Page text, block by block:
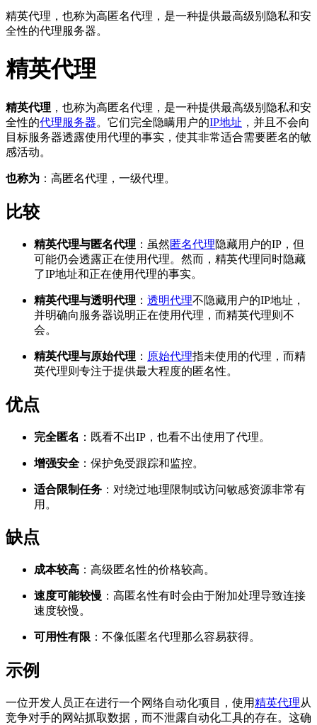
精英代理，也称为高匿名代理，是一种提供最高级别隐私和安
全性的代理服务器。
精英代理
精英代理 ，也称为高匿名代理，是一种提供最高级别隐私和安
全性的代理服务器。它们完全隐瞒用户的IP地址 ，并且不会向
目标服务器透露使用代理的事实，使其非常适合需要匿名的敏
感活动。
也称为 ：高匿名代理，一级代理。
比较
精英代理与匿名代理 ：虽然匿名代理隐藏用户的IP，但
可能仍会透露正在使用代理。然而，精英代理同时隐藏
了IP地址和正在使用代理的事实。
精英代理与透明代理 ： 透明代理不隐藏用户的IP地址，
并明确向服务器说明正在使用代理，而精英代理则不
会。
精英代理与原始代理 ： 原始代理指未使用的代理，而精
英代理则专注于提供最大程度的匿名性。
优点
完全匿名 ：既看不出IP，也看不出使用了代理。
增强安全 ：保护免受跟踪和监控。
适合限制任务 ：对绕过地理限制或访问敏感资源非常有
用。
缺点
成本较高 ：高级匿名性的价格较高。
速度可能较慢 ：高匿名性有时会由于附加处理导致连接
速度较慢。
可用性有限 ：不像低匿名代理那么容易获得。
示例
一位开发人员正在进行一个网络自动化项目，使用精英代理从
竞争对手的网站抓取数据，而不泄露自动化工具的存在。这确